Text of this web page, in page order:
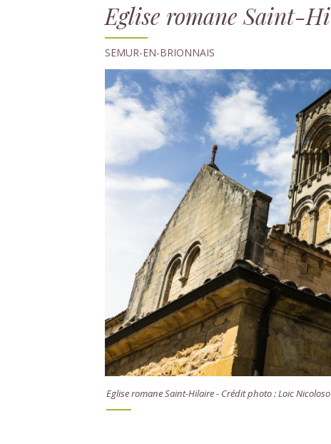
Eglise romane Saint-
SEMUR-EN-BRIONNAIS
Eglise romane Saint-Hilaire - Crédit photo : Loic Nicoloso